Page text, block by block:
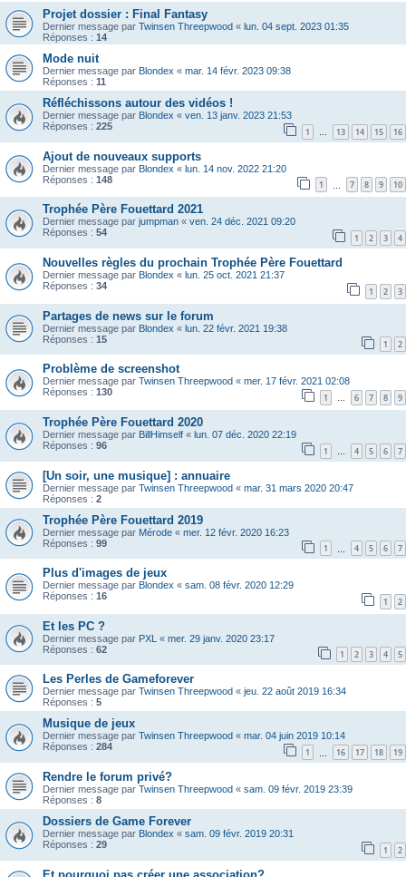
Projet dossier : Final Fantasy
Dernier message par Twinsen Threepwood « lun. 04 sept. 2023 01:35
Réponses : 14
Mode nuit
Dernier message par Blondex « mar. 14 févr. 2023 09:38
Réponses : 11
Réfléchissons autour des vidéos !
Dernier message par Blondex « ven. 13 janv. 2023 21:53
Réponses : 225 1 … 13 14 15 16
Ajout de nouveaux supports
Dernier message par Blondex « lun. 14 nov. 2022 21:20
Réponses : 148 1 7 8 9 10
Trophée Père Fouettard 2021
Dernier message par jumpman « ven. 24 déc. 2021 09:20
Réponses : 54 1 2 3 4
Nouvelles règles du prochain Trophée Père Fouettard
Dernier message par Blondex « lun. 25 oct. 2021 21:37
Réponses : 34 1 2 3
Partages de news sur le forum
Dernier message par Blondex « lun. 22 févr. 2021 19:38
Réponses : 15 1 2
Problème de screenshot
Dernier message par Twinsen Threepwood « mer. 17 févr. 2021 02:08
Réponses : 130 1 … 6 7 8 9
Trophée Père Fouettard 2020
Dernier message par BillHimself « lun. 07 déc. 2020 22:19
Réponses : 96 1 … 4 5 6 7
[Un soir, une musique] : annuaire
Dernier message par Twinsen Threepwood « mar. 31 mars 2020 20:47
Réponses : 2
Trophée Père Fouettard 2019
Dernier message par Mérode « mer. 12 févr. 2020 16:23
Réponses : 99 1 4 5 6 7
Plus d'images de jeux
Dernier message par Blondex « sam. 08 févr. 2020 12:29
Réponses : 16 1 2
Et les PC ?
Dernier message par PXL « mer. 29 janv. 2020 23:17
Réponses : 62 1 2 3 4 5
Les Perles de Gameforever
Dernier message par Twinsen Threepwood « jeu. 22 août 2019 16:34
Réponses : 5
Musique de jeux
Dernier message par Twinsen Threepwood « mar. 04 juin 2019 10:14
Réponses : 284 1 16 17 18 19
Rendre le forum privé?
Dernier message par Twinsen Threepwood « sam. 09 févr. 2019 23:39
Réponses : 8
Dossiers de Game Forever
Dernier message par Blondex « sam. 09 févr. 2019 20:31
Réponses : 29 1 2